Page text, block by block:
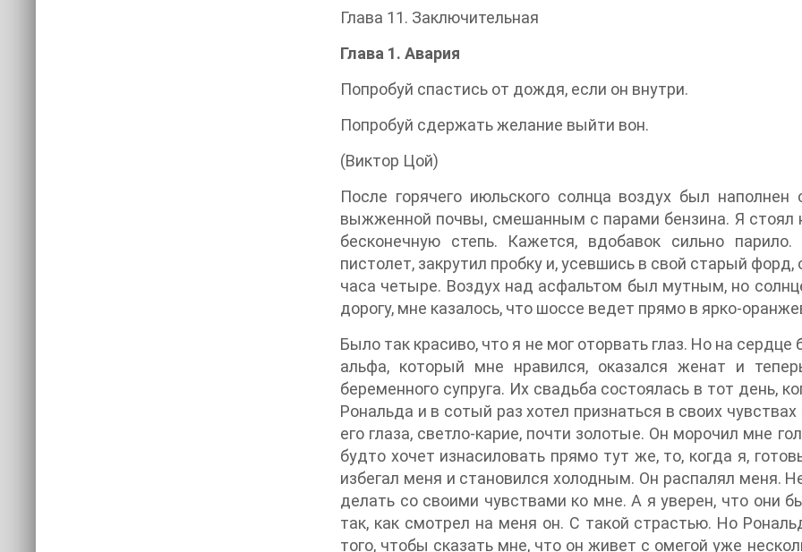
Глава 11. Заключительная
Глава 1. Авария
Попробуй спастись от дождя, если он внутри.
Попробуй сдержать желание выйти вон.
(Виктор Цой)
После горячего июльского солнца воздух был
выжженной почвы, смешанным с парами бензина. Я стоял
бесконечную степь. Кажется, вдобавок сильно
пистолет, закрутил пробку и, усевшись в свой старый
часа четыре. Воздух над асфальтом был мутным, но
дорогу, мне казалось, что шоссе ведет прямо в ярко-
Было так красиво, что я не мог оторвать глаз. Но на
альфа, который мне нравился, оказался женат и
беременного супруга. Их свадьба состоялась в тот день,
Рональда и в сотый раз хотел признаться в своих
его глаза, светло-карие, почти золотые. Он морочил мне
будто хочет изнасиловать прямо тут же, то, когда я,
избегал меня и становился холодным. Он распалял меня.
делать со своими чувствами ко мне. А я уверен, что они
так, как смотрел на меня он. С такой страстью. Но
того, чтобы сказать мне, что он живет с омегой уже